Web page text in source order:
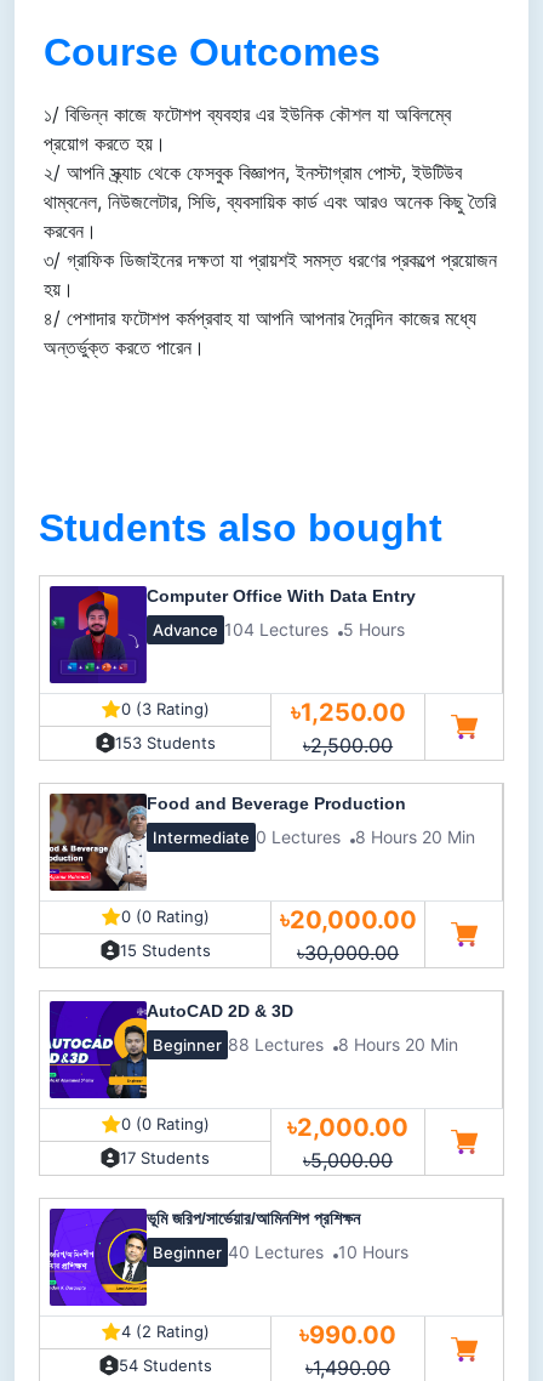
Course Outcomes
১/ বিভিন্ন কাজে ফটোশপ ব্যবহার এর ইউনিক কৌশল যা অবিলম্বে
প্রয়োগ করতে হয়।
২/ আপনি স্ক্র্যাচ থেকে ফেসবুক বিজ্ঞাপন, ইনস্টাগ্রাম পোস্ট, ইউটিউব
থাম্বনেল, নিউজলেটার, সিভি, ব্যবসায়িক কার্ড এবং আরও অনেক কিছু তৈরি
করবেন।
৩/ গ্রাফিক ডিজাইনের দক্ষতা যা প্রায়শই সমস্ত ধরণের প্রকল্পে প্রয়োজন
হয়।
৪/ পেশাদার ফটোশপ কর্মপ্রবাহ যা আপনি আপনার দৈনন্দিন কাজের মধ্যে
অন্তর্ভুক্ত করতে পারেন।
Students also bought
Computer Office With Data Entry
Advance 104 Lectures 5 Hours
0 (3 Rating)
153 Students
৳1,250.00
৳2,500.00
Food and Beverage Production
Intermediate 0 Lectures 8 Hours 20 Min
0 (0 Rating)
15 Students
৳20,000.00
৳30,000.00
AutoCAD 2D & 3D
Beginner 88 Lectures 8 Hours 20 Min
0 (0 Rating)
17 Students
৳2,000.00
৳5,000.00
ভূমি জরিপ/সার্ভেয়ার/আমিনশিপ প্রশিক্ষন
Beginner 40 Lectures 10 Hours
4 (2 Rating)
54 Students
৳990.00
৳1,490.00